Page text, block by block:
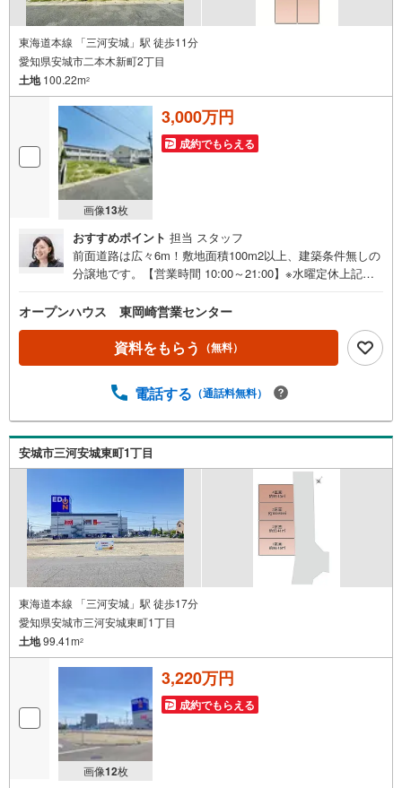
東海道本線 「三河安城」駅 徒歩11分
愛知県安城市二本木新町2丁目
土地100.22m2
画像13枚
3,000万円
成約でもらえる
おすすめポイント 担当 スタッフ
前面道路は広々6m！敷地面積100m2以上、建築条件無しの
分譲地です。【営業時間 10:00～21:00】※水曜定休上記時
ご連絡ください！現地を見学される場合は「室内・現地を
見学する（無料）」ボタンよりご希望の日時をご記入いた
だけますとスムーズにご案内が可能です。◎現地のご案内
について・平日や夜遅い時間帯もご案内が可能 ※定休日を
します。・車でご自宅や最寄り駅等、ご指定の場所まで送
別FP相談会 無料物件のご紹介だけでなく住宅ローン・資
金のご相談、まずは家探しについて話を聞きたいという方
も大歓迎です！年間8000棟以上の限定物件を発表している
オープンハウスだから出会える物件が多数ございます。ぜ
ひお気軽にご連絡・ご相談ください！※限定物件:当社の
み、もしくは当社を含めた数社でのみご紹介可能なオープ
ンハウス・ディベロップメントの物件
オープンハウス 東岡崎営業センター
資料をもらう （無料）
電話する （通話料無料）
安城市三河安城東町1丁目
東海道本線 「三河安城」駅 徒歩17分
愛知県安城市三河安城東町1丁目
土地99.41m2
画像12枚
3,220万円
成約でもらえる